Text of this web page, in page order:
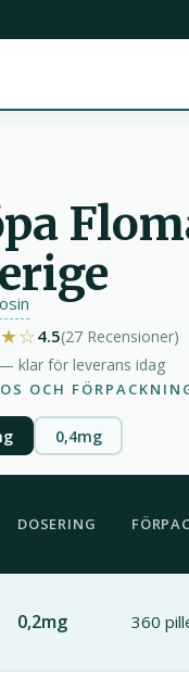
4.5(27 Recensioner)
— klar för leverans idag
OCH
0,4mg
DOSERING
0,2mg 360